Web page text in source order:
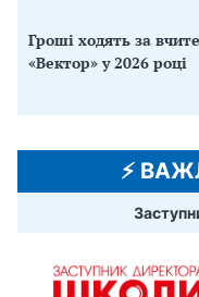
Гроші ходять за
«Вектор» у 2026 році
⚡️